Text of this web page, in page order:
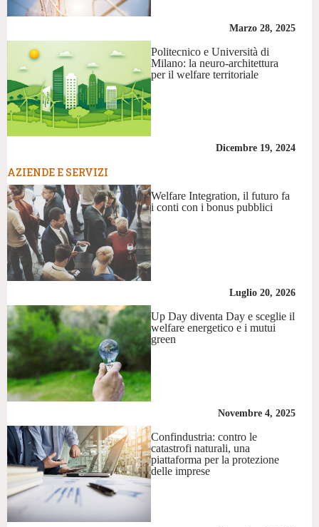
Marzo 28, 2025
Politecnico e Università di
Milano: la neuro-architettura
per il welfare territoriale
Dicembre 19, 2024
AZIENDE E SERVIZI
Welfare Integration, il futuro fa
i conti con i bonus pubblici
Luglio 20, 2026
Up Day diventa Day e sceglie il
welfare energetico e i mutui
green
Novembre 4, 2025
Confindustria: contro le
catastrofi naturali, una
piattaforma per la protezione
delle imprese